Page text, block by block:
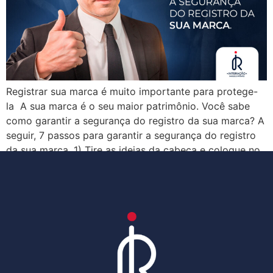
Registrar sua marca é muito importante para protege-
la A sua marca é o seu maior patrimônio. Você sabe
como garantir a segurança do registro da sua marca? A
seguir, 7 passos para garantir a segurança do registro
da sua marca. 1) Tire as ideias da cabeça e coloque no